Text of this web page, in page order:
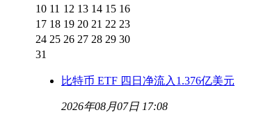
10 11 12 13 14 15 16
17 18 19 20 21 22 23
24 25 26 27 28 29 30
31
比特币 ETF 四日净流入1.376亿美元
2026年08月07日 17:08